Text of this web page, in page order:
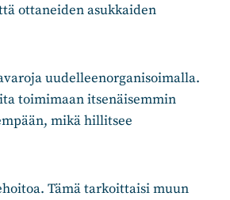
ottaneiden asukkaiden
uudelleenorganisoimalla.
toimimaan itsenäisemmin
mikä hillitsee
Tämä tarkoittaisi muun